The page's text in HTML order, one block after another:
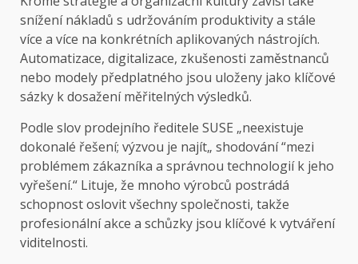
snížení nákladů s udržováním produktivity a stále
více a více na konkrétních aplikovaných nástrojích.
Automatizace, digitalizace, zkušenosti zaměstnanců
nebo modely předplatného jsou uloženy jako klíčové
sázky k dosažení měřitelných výsledků.
Podle slov prodejního ředitele SUSE „neexistuje
dokonalé řešení; výzvou je najít„ shodování “mezi
problémem zákazníka a správnou technologií k jeho
vyřešení.“ Lituje, že mnoho výrobců postrádá
schopnost oslovit všechny společnosti, takže
profesionální akce a schůzky jsou klíčové k vytváření
viditelnosti.